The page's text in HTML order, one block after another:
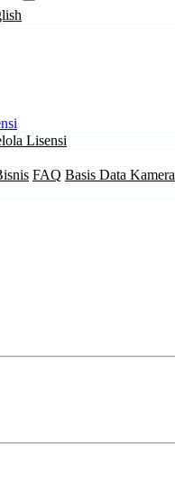
Lisensi
FAQ Basis Data Kamera